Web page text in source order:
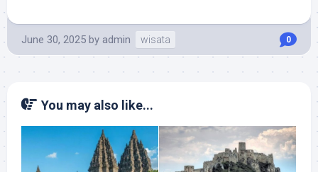
June 30, 2025 by admin wisata 0
You may also like...